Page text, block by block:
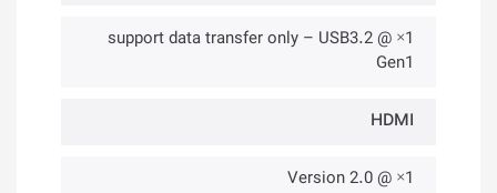
1× @ support data transfer only – USB3.2
Gen1
HDMI
1× @ Version 2.0